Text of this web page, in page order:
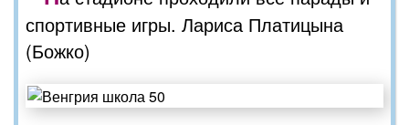
спортивные игры. Лариса Платицына
(Божко)